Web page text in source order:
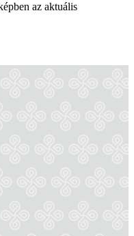
az aktuális